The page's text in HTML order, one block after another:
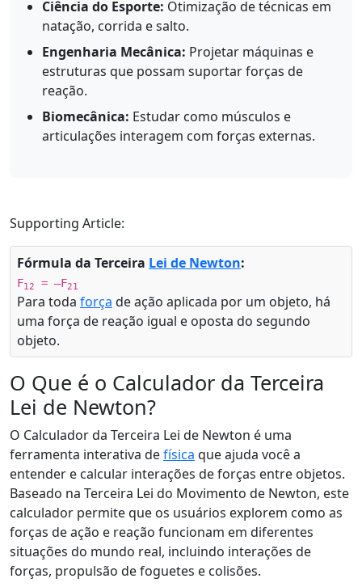
Ciência do Esporte: Otimização de técnicas em
natação, corrida e salto.
Engenharia Mecânica: Projetar máquinas e
estruturas que possam suportar forças de
reação.
Biomecânica: Estudar como músculos e
articulações interagem com forças externas.
Supporting Article:
Fórmula da Terceira Lei de Newton:
F12 = –F21
Para toda força de ação aplicada por um objeto, há
uma força de reação igual e oposta do segundo
objeto.
O Que é o Calculador da Terceira
Lei de Newton?
O Calculador da Terceira Lei de Newton é uma
ferramenta interativa defísica que ajuda você a
entender e calcular interações de forças entre objetos.
Baseado na Terceira Lei do Movimento de Newton, este
calculador permite que os usuários explorem como as
forças de ação e reação funcionam em diferentes
situações do mundo real, incluindo interações de
forças, propulsão de foguetes e colisões.